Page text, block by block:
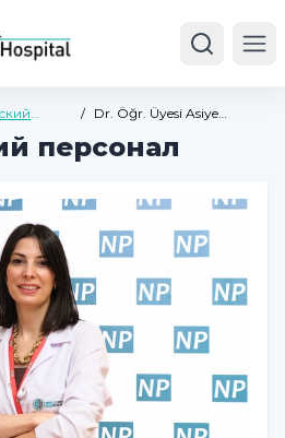
/ Dr. Öğr. Üyesi Asiye
персонал